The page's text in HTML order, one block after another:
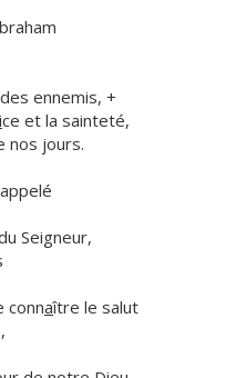
ennemis, +
ice et la sainteté,
nos jours.
Seigneur,
connaître le salut